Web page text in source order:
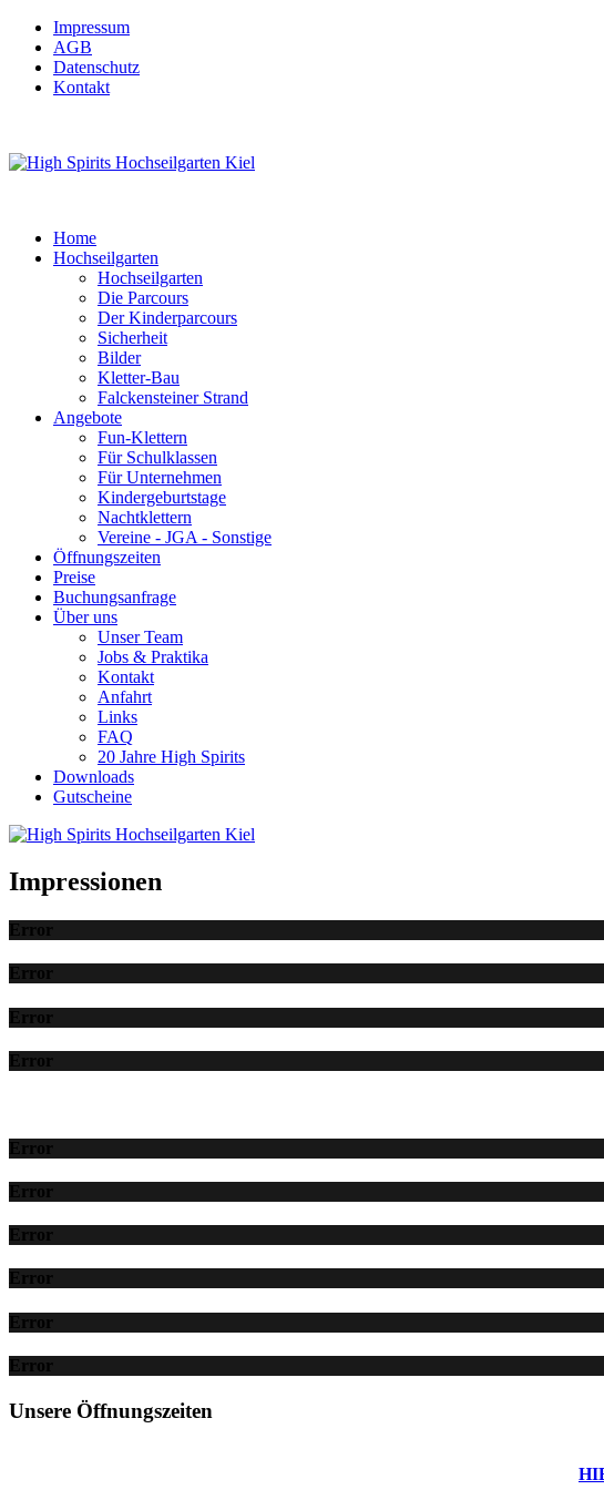
Impressum
AGB
Datenschutz
Kontakt
Home
Hochseilgarten
Hochseilgarten
Die Parcours
Der Kinderparcours
Sicherheit
Bilder
Kletter-Bau
Falckensteiner Strand
Angebote
Fun-Klettern
Für Schulklassen
Für Unternehmen
Kindergeburtstage
Nachtklettern
Vereine - JGA - Sonstige
Öffnungszeiten
Preise
Buchungsanfrage
Über uns
Unser Team
Jobs & Praktika
Kontakt
Anfahrt
Links
FAQ
20 Jahre High Spirits
Downloads
Gutscheine
Impressionen
Error
Error
Error
Error
Error
Error
Error
Error
Error
Error
Unsere Öffnungszeiten